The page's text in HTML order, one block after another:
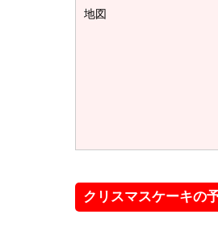
地図
クリスマスケーキの